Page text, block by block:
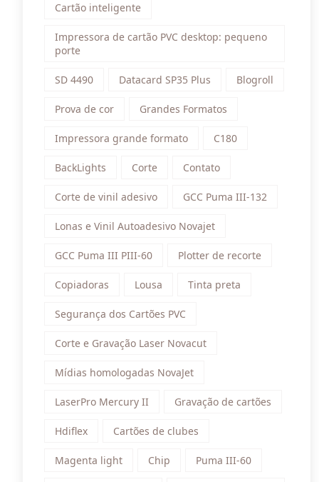
Cartão inteligente
Impressora de cartão PVC desktop: pequeno
porte
SD 4490 Datacard SP35 Plus Blogroll
Prova de cor Grandes Formatos
Impressora grande formato C180
BackLights Corte Contato
Corte de vinil adesivo GCC Puma III-132
Lonas e Vinil Autoadesivo Novajet
GCC Puma III PIII-60 Plotter de recorte
Copiadoras Lousa Tinta preta
Segurança dos Cartões PVC
Corte e Gravação Laser Novacut
Mídias homologadas NovaJet
LaserPro Mercury II Gravação de cartões
Hdiflex Cartões de clubes
Magenta light Chip Puma III-60